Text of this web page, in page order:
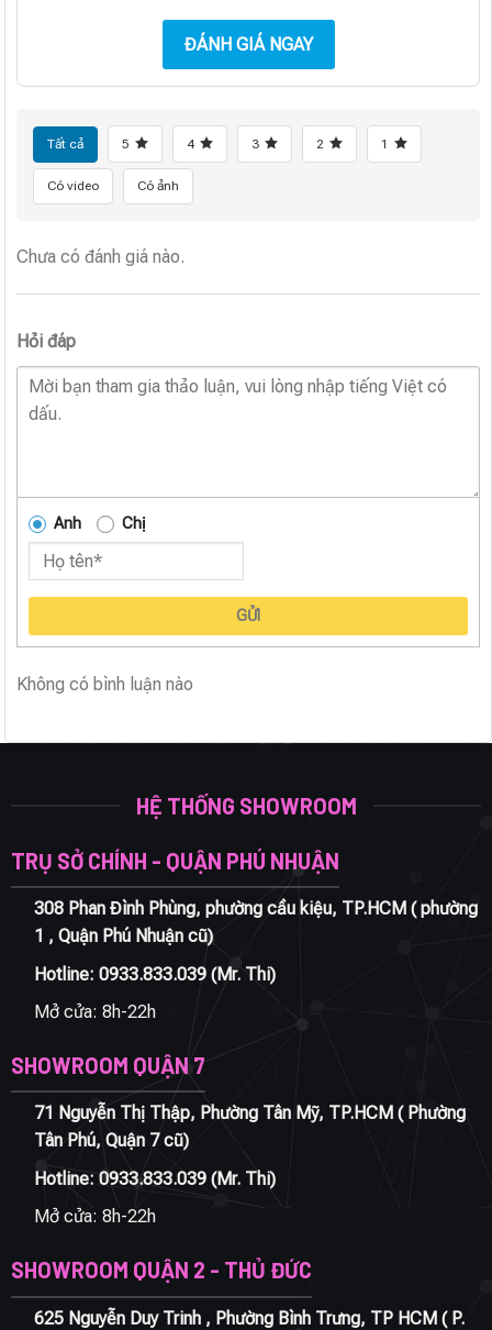
ĐÁNH GIÁ NGAY
Tất cả 5 4 3 2 1
Có video Có ảnh
Chưa có đánh giá nào.
Hỏi đáp
Anh Chị
GỬI
Không có bình luận nào
HỆ THỐNG SHOWROOM
TRỤ SỞ CHÍNH - QUẬN PHÚ NHUẬN
308 Phan Đình Phùng, phường cầu kiệu, TP.HCM ( phường
1 , Quận Phú Nhuận cũ)
Hotline: 0933.833.039(Mr. Thi)
Mở cửa: 8h-22h
SHOWROOM QUẬN 7
71 Nguyễn Thị Thập, Phường Tân Mỹ, TP.HCM ( Phường
Tân Phú, Quận 7 cũ)
Hotline: 0933.833.039(Mr. Thi)
Mở cửa: 8h-22h
SHOWROOM QUẬN 2 - THỦ ĐỨC
625 Nguyễn Duy Trinh , Phường Bình Trưng, TP HCM ( P.